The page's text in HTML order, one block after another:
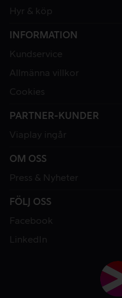
Hyr & köp
INFORMATION
Kundservice
Allmänna villkor
Cookies
PARTNER-KUNDER
Viaplay ingår
OM OSS
Press & Nyheter
FÖLJ OSS
Facebook
LinkedIn